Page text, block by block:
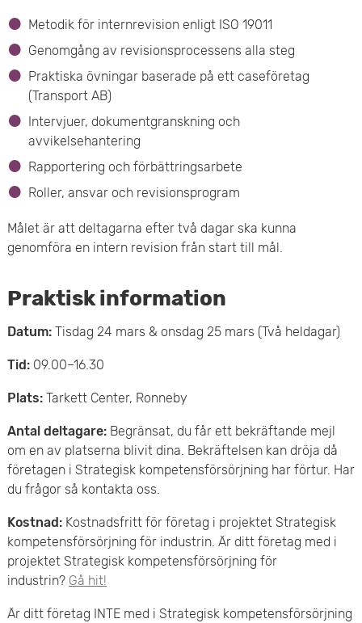
Metodik för internrevision enligt ISO 19011
Genomgång av revisionsprocessens alla steg
Praktiska övningar baserade på ett caseföretag
(Transport AB)
Intervjuer, dokumentgranskning och
avvikelsehantering
Rapportering och förbättringsarbete
Roller, ansvar och revisionsprogram
Målet är att deltagarna efter två dagar ska kunna
genomföra en intern revision från start till mål.
Praktisk information
Datum:Tisdag 24 mars & onsdag 25 mars (Två heldagar)
Tid:09.00–16.30
Plats:Tarkett Center, Ronneby
Antal deltagare:Begränsat, du får ett bekräftande mejl
om en av platserna blivit dina. Bekräftelsen kan dröja då
företagen i Strategisk kompetensförsörjning har förtur. Har
du frågor så kontakta oss.
Kostnad: Kostnadsfritt för företag i projektet Strategisk
kompetensförsörjning för industrin. Är ditt företag med i
projektet Strategisk kompetensförsörjning för
industrin? Gå hit!
Är ditt företag INTE med i Strategisk kompetensförsörjning